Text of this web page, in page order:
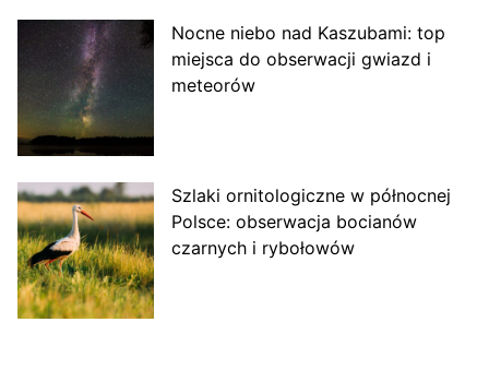
Nocne niebo nad Kaszubami: top
miejsca do obserwacji gwiazd i
meteorów
Szlaki ornitologiczne w północnej
Polsce: obserwacja bocianów
czarnych i rybołowów